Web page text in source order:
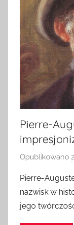
Pierre-
Opublikowano
Pierre-
nazwisk w
jego